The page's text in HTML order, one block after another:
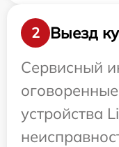
2
Выезд
Сервисный
устройства